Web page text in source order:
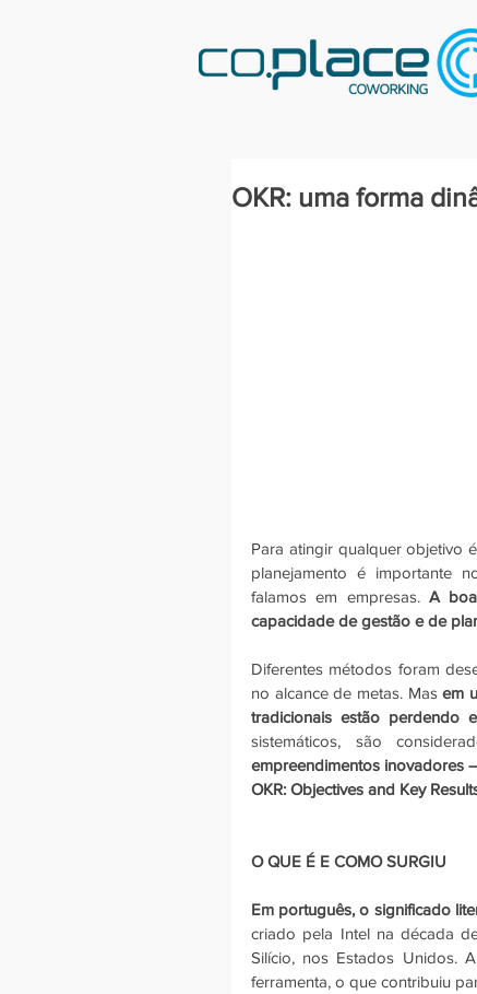
OKR: uma forma
Para atingir qualquer objetivo
planejamento é importante
falamos em empresas. A
capacidade de gestão e de
Diferentes métodos foram
no alcance de metas. Mas em
tradicionais estão perdendo
empreendimentos inovadores
OKR: Objectives and Key
O QUE É E COMO SURGIU
Em português, o significado
criado pela Intel na década
Silício, nos Estados Unidos.
ferramenta, o que contribuiu